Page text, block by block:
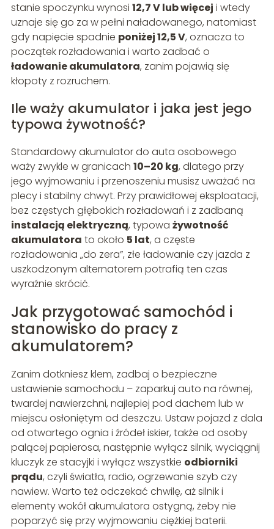
stanie spoczynku wynosi 12,7 V lub więcej i wtedy
uznaje się go za w pełni naładowanego, natomiast
gdy napięcie spadnie poniżej 12,5 V, oznacza to
początek rozładowania i warto zadbać o
ładowanie akumulatora, zanim pojawią się
kłopoty z rozruchem.
Ile waży akumulator i jaka jest jego
typowa żywotność?
Standardowy akumulator do auta osobowego
waży zwykle w granicach 10–20 kg, dlatego przy
jego wyjmowaniu i przenoszeniu musisz uważać na
plecy i stabilny chwyt. Przy prawidłowej eksploatacji,
bez częstych głębokich rozładowań i z zadbaną
instalacją elektryczną, typowa żywotność
akumulatora to około 5 lat, a częste
rozładowania „do zera”, złe ładowanie czy jazda z
uszkodzonym alternatorem potrafią ten czas
wyraźnie skrócić.
Jak przygotować samochód i
stanowisko do pracy z
akumulatorem?
Zanim dotkniesz klem, zadbaj o bezpieczne
ustawienie samochodu – zaparkuj auto na równej,
twardej nawierzchni, najlepiej pod dachem lub w
miejscu osłoniętym od deszczu. Ustaw pojazd z dala
od otwartego ognia i źródeł iskier, także od osoby
palącej papierosa, następnie wyłącz silnik, wyciągnij
kluczyk ze stacyjki i wyłącz wszystkie odbiorniki
prądu, czyli światła, radio, ogrzewanie szyb czy
nawiew. Warto też odczekać chwilę, aż silnik i
elementy wokół akumulatora ostygną, żeby nie
poparzyć się przy wyjmowaniu ciężkiej baterii.